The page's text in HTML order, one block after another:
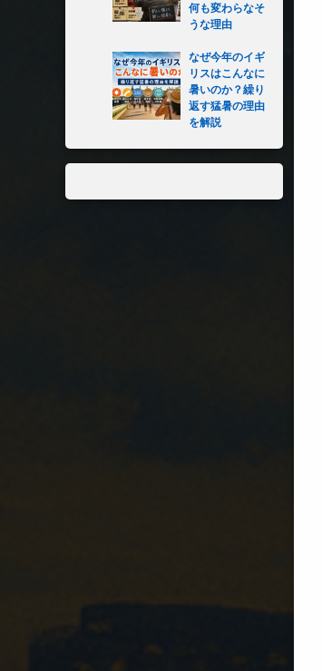
何も変わらなそ
うな理由
なぜ今年のイギ
リスはこんなに
暑いのか？繰り
返す猛暑の理由
を解説